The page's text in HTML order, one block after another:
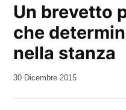
Un brevetto
che
nella stanza
da
30 Dicembre 2015